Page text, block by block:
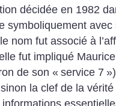
décidée en 1982
symboliquement avec
nom fut associé à
fut impliqué
de son « service 7
la clef de la